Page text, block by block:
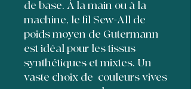
de base. À la main ou à la
machine, le fil Sew-All de
poids moyen de Gutermann
est idéal pour les tissus
synthétiques et mixtes. Un
vaste choix de couleurs vives